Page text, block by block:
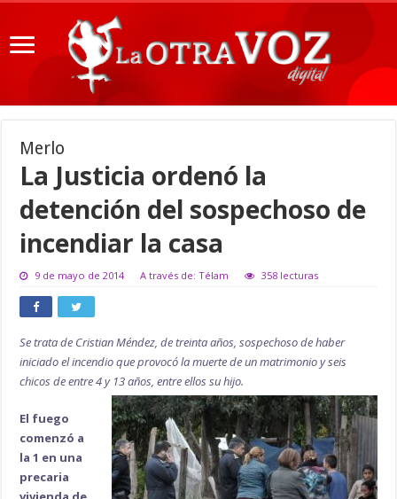
Merlo
La Justicia ordenó la
detención del sospechoso de
incendiar la casa
9 de mayo de 2014 A través de: Télam 358 lecturas
Se trata de Cristian Méndez, de treinta años, sospechoso de haber
iniciado el incendio que provocó la muerte de un matrimonio y seis
chicos de entre 4 y 13 años, entre ellos su hijo.
El fuego
comenzó a
la 1 en una
precaria